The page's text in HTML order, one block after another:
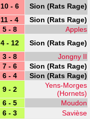
10 - 6
Sion (Rats Rage)
11 - 4
Sion (Rats Rage)
5 - 8
Apples
4 - 12
Sion (Rats Rage)
3 - 8
Jongny II
7 - 6
Sion (Rats Rage)
6 - 4
Sion (Rats Rage)
9 - 2
Yens-Morges
(Hornets)
6 - 5
Moudon
6 - 3
Savièse